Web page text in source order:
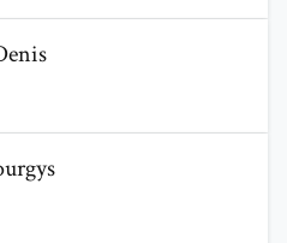
Denis